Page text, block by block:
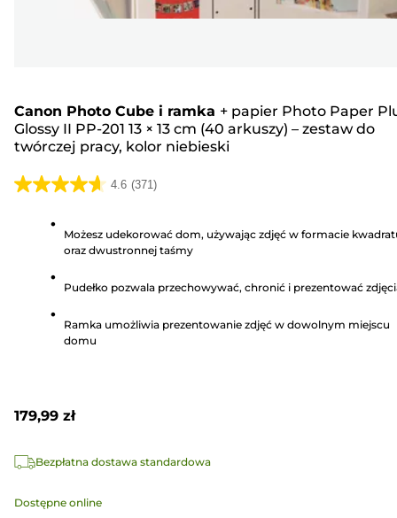
Canon Photo Cube i ramka + papier Photo Paper
Glossy II PP-201 13 × 13 cm (40 arkuszy) – zestaw do
twórczej pracy, kolor niebieski
4.6 (371)
4.6
gwiazdek.
Możesz udekorować dom, używając zdjęć w formacie
oraz dwustronnej taśmy
Pudełko pozwala przechowywać, chronić i prezentować
Ramka umożliwia prezentowanie zdjęć w dowolnym miejscu
domu
179,99 zł
Bezpłatna dostawa standardowa
Dostępne online